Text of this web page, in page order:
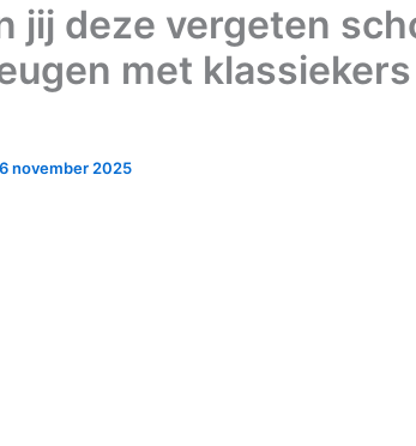
jij deze vergeten
met
november 2025